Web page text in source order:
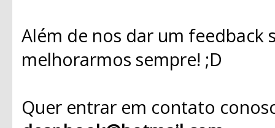
Além de nos dar um
melhorarmos sempre! ;D
Quer entrar em contato